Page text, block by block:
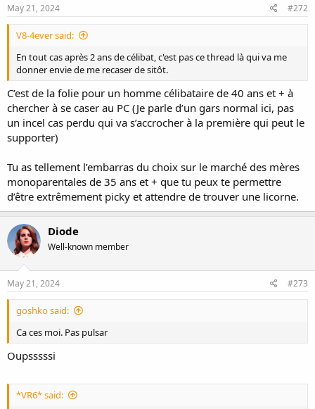
May 21, 2024 #272
V8-4ever said:
En tout cas après 2 ans de célibat, c'est pas ce thread là qui va me
donner envie de me recaser de sitôt.
C’est de la folie pour un homme célibataire de 40 ans et + à
chercher à se caser au PC (Je parle d’un gars normal ici, pas
un incel cas perdu qui va s’accrocher à la première qui peut le
supporter)
Tu as tellement l’embarras du choix sur le marché des mères
monoparentales de 35 ans et + que tu peux te permettre
d’être extrêmement picky et attendre de trouver une licorne.
Diode
Well-known member
May 21, 2024 #273
goshko said:
Ca ces moi. Pas pulsar
Oupsssssi
*VR6* said: